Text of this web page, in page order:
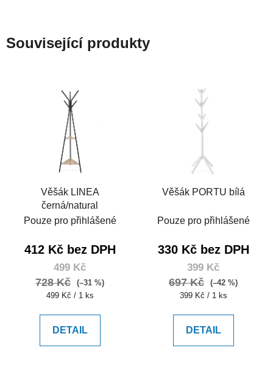
Související produkty
Věšák LINEA
černá/natural
Pouze pro přihlášené
412 Kč bez DPH
499 Kč
728 Kč
(–31 %)
Měrná
499 Kč / 1 ks
DETAIL
Věšák PORTU bílá
Pouze pro přihlášené
330 Kč bez DPH
399 Kč
697 Kč
(–42 %)
Měrná
399 Kč / 1 ks
DETAIL